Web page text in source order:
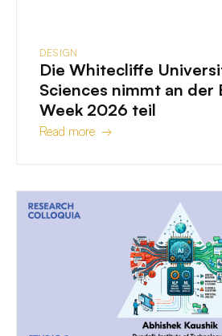
DESIGN
Die Whitecliffe
Sciences nimmt an der
Week 2026 teil
Read more →